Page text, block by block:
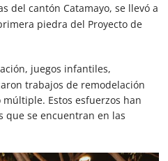
del cantón Catamayo, se llevó a
piedra del Proyecto de
juegos infantiles,
trabajos de remodelación
Estos esfuerzos han
que se encuentran en las